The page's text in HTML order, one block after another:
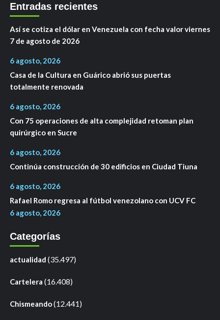
Entradas recientes
Así se cotiza el dólar en Venezuela con fecha valor viernes
7 de agosto de 2026
6 agosto, 2026
Casa de la Cultura en Guárico abrió sus puertas
totalmente renovada
6 agosto, 2026
Con 75 operaciones de alta complejidad retoman plan
quirúrgico en Sucre
6 agosto, 2026
Continúa construcción de 30 edificios en Ciudad Tiuna
6 agosto, 2026
Rafael Romo regresa al fútbol venezolano con UCV FC
6 agosto, 2026
Categorías
actualidad (35.497)
Cartelera (16.408)
Chismeando(12.441)